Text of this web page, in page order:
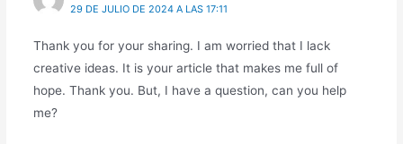
29 DE JULIO DE 2024 A LAS 17:11
Thank you for your sharing. I am worried that I lack
creative ideas. It is your article that makes me full of
hope. Thank you. But, I have a question, can you help
me?